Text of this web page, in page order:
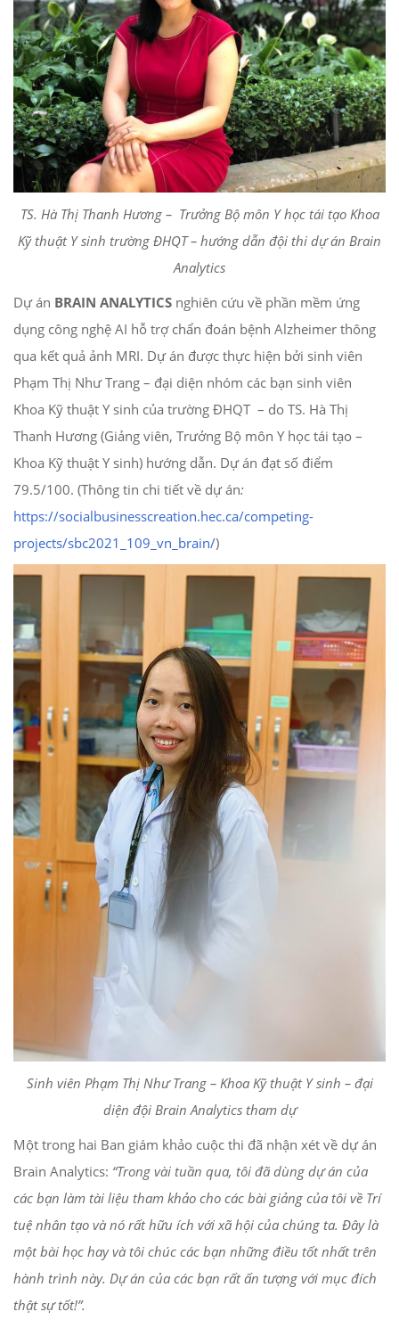
TS. Hà Thị Thanh Hương – Trưởng Bộ môn Y học tái tạo Khoa
Kỹ thuật Y sinh trường ĐHQT – hướng dẫn đội thi dự án Brain
Analytics
Dự án BRAIN ANALYTICS nghiên cứu về phần mềm ứng
dụng công nghệ AI hỗ trợ chẩn đoán bệnh Alzheimer thông
qua kết quả ảnh MRI. Dự án được thực hiện bởi sinh viên
Phạm Thị Như Trang – đại diện nhóm các bạn sinh viên
Khoa Kỹ thuật Y sinh của trường ĐHQT – do TS. Hà Thị
Thanh Hương (Giảng viên, Trưởng Bộ môn Y học tái tạo –
Khoa Kỹ thuật Y sinh) hướng dẫn. Dự án đạt số điểm
79.5/100. (Thông tin chi tiết về dự án:
https://socialbusinesscreation.hec.ca/competing-
projects/sbc2021_109_vn_brain/)
Sinh viên Phạm Thị Như Trang – Khoa Kỹ thuật Y sinh – đại
diện đội Brain Analytics tham dự
Một trong hai Ban giám khảo cuộc thi đã nhận xét về dự án
Brain Analytics: “Trong vài tuần qua, tôi đã dùng dự án của
các bạn làm tài liệu tham khảo cho các bài giảng của tôi về Trí
tuệ nhân tạo và nó rất hữu ích với xã hội của chúng ta. Đây là
một bài học hay và tôi chúc các bạn những điều tốt nhất trên
hành trình này. Dự án của các bạn rất ấn tượng với mục đích
thật sự tốt!”.